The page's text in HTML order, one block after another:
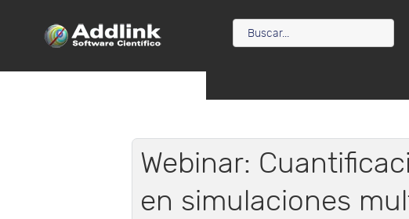
Webinar:
en simulaciones